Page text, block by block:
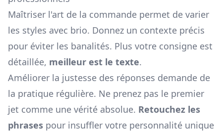
Maîtriser l'art de la commande permet de varier
les styles avec brio. Donnez un contexte précis
pour éviter les banalités. Plus votre consigne est
détaillée, meilleur est le texte.
Améliorer la justesse des réponses demande de
la pratique régulière. Ne prenez pas le premier
jet comme une vérité absolue. Retouchez les
phrases pour insuffler votre personnalité unique